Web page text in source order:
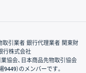
取引業者 銀行代理業者 関東財
行株式会社
協会、日本商品先物取引協会
）のメンバーです。